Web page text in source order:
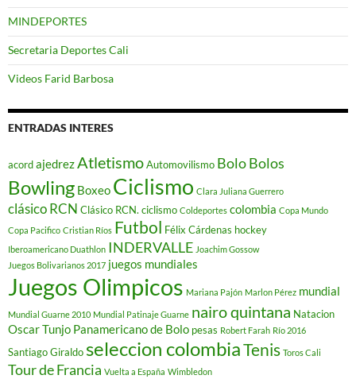
MINDEPORTES
Secretaria Deportes Cali
Videos Farid Barbosa
ENTRADAS INTERES
acordajedrez AtletismoAutomovilismo BoloBolos
Bowling Boxeo Ciclismo Clara Juliana Guerrero
clásico RCN Clásico RCN. ciclismo Coldeportes colombia Copa Mundo
Copa Pacifico Cristian Ríos Futbol Félix Cárdenas hockey
Iberoamericano Duathlon INDERVALLE Joachim Gossow
Juegos Bolivarianos 2017 juegos mundiales
Juegos Olimpicos Mariana Pajón Marlon Pérez mundial
Mundial Guarne 2010 Mundial Patinaje Guarne nairo quintana Natacion
Oscar Tunjo Panamericano de Bolo pesas Robert Farah Río 2016
Santiago Giraldo seleccion colombiaTenis Toros Cali
Tour de Francia Vuelta a España Wimbledon